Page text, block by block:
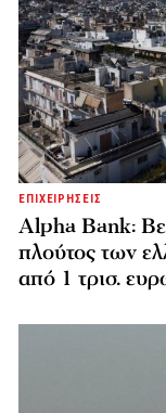
ΕΠΙΧΕΙΡΗΣΕΙΣ
Alpha Bank:
πλούτος των
από 1 τρισ.